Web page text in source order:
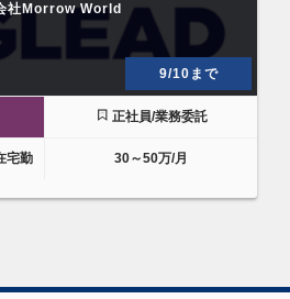
社Morrow World
9/10まで
正社員/業務委託
宅勤
30～50万/月